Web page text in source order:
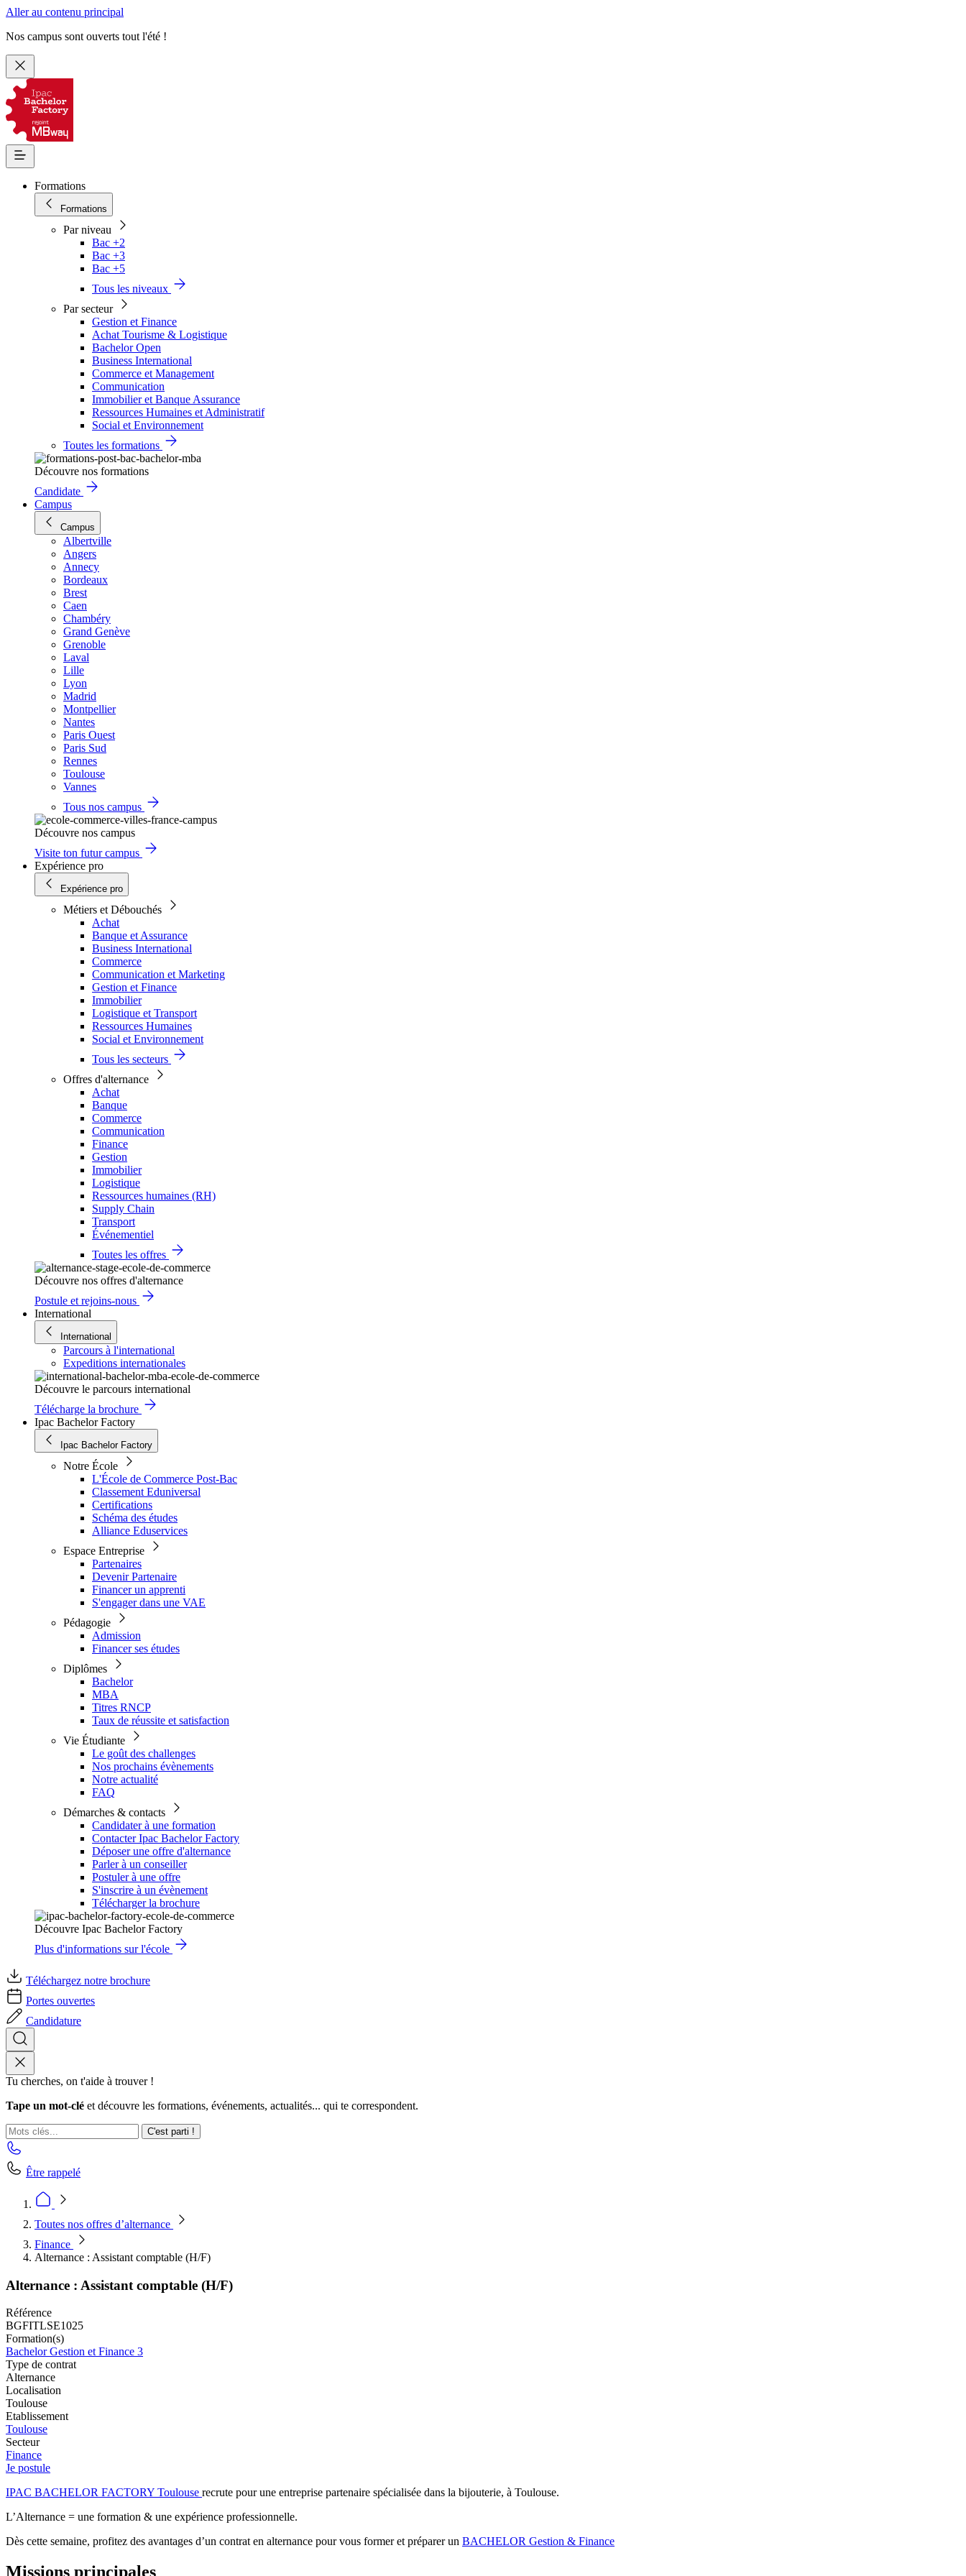
Aller au contenu principal
Nos campus sont ouverts tout l'été !
Formations
Formations
Par niveau
Bac +2
Bac +3
Bac +5
Tous les niveaux
Par secteur
Gestion et Finance
Achat Tourisme & Logistique
Bachelor Open
Business International
Commerce et Management
Communication
Immobilier et Banque Assurance
Ressources Humaines et Administratif
Social et Environnement
Toutes les formations
Découvre nos formations
Candidate
Campus
Campus
Albertville
Angers
Annecy
Bordeaux
Brest
Caen
Chambéry
Grand Genève
Grenoble
Laval
Lille
Lyon
Madrid
Montpellier
Nantes
Paris Ouest
Paris Sud
Rennes
Toulouse
Vannes
Tous nos campus
Découvre nos campus
Visite ton futur campus
Expérience pro
Expérience pro
Métiers et Débouchés
Achat
Banque et Assurance
Business International
Commerce
Communication et Marketing
Gestion et Finance
Immobilier
Logistique et Transport
Ressources Humaines
Social et Environnement
Tous les secteurs
Offres d'alternance
Achat
Banque
Commerce
Communication
Finance
Gestion
Immobilier
Logistique
Ressources humaines (RH)
Supply Chain
Transport
Événementiel
Toutes les offres
Découvre nos offres d'alternance
Postule et rejoins-nous
International
International
Parcours à l'international
Expeditions internationales
Découvre le parcours international
Télécharge la brochure
Ipac Bachelor Factory
Ipac Bachelor Factory
Notre École
L'École de Commerce Post-Bac
Classement Eduniversal
Certifications
Schéma des études
Alliance Eduservices
Espace Entreprise
Partenaires
Devenir Partenaire
Financer un apprenti
S'engager dans une VAE
Pédagogie
Admission
Financer ses études
Diplômes
Bachelor
MBA
Titres RNCP
Taux de réussite et satisfaction
Vie Étudiante
Le goût des challenges
Nos prochains évènements
Notre actualité
FAQ
Démarches & contacts
Candidater à une formation
Contacter Ipac Bachelor Factory
Déposer une offre d'alternance
Parler à un conseiller
Postuler à une offre
S'inscrire à un évènement
Télécharger la brochure
Découvre Ipac Bachelor Factory
Plus d'informations sur l'école
Téléchargez notre brochure
Portes ouvertes
Candidature
Tu cherches, on t'aide à trouver !
Tape un mot-clé et découvre les formations, événements, actualités... qui te correspondent.
C'est parti !
Être rappelé
Toutes nos offres d’alternance
Finance
Alternance : Assistant comptable (H/F)
Alternance : Assistant comptable (H/F)
Référence
BGFITLSE1025
Formation(s)
Bachelor Gestion et Finance 3
Type de contrat
Alternance
Localisation
Toulouse
Etablissement
Toulouse
Secteur
Finance
Je postule
IPAC BACHELOR FACTORY Toulouse recrute pour une entreprise partenaire spécialisée dans la bijouterie, à Toulouse.
L’Alternance = une formation & une expérience professionnelle.
Dès cette semaine, profitez des avantages d’un contrat en alternance pour vous former et préparer un BACHELOR Gestion & Finance
Missions principales